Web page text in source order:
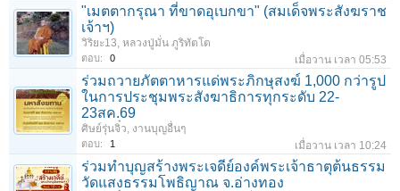
"เมตตากรุณา ที่ขาดอุเบกขา" (สมเด็จพระสังฆราช
เจ้าฯ)
วิริยะ13, หลวงปู่มั่น ภูริทัตโต
ตอบ: 0 เมื่อวาน เวลา 05:53
ร่วมถวายภัตตาหารแด่พระภิกษุสงฆ์ 1,000 กว่ารูป
ในการประชุมพระสังฆาธิการทุกระดับ 22-
23สค.69
ศิษย์รุ่นจิ๋ว, งานบุญอื่นๆ
ตอบ: 1 เมื่อวาน เวลา 10:24
ร่วมทําบุญสร้างพระเจดีย์องค์พระเจ้าธาตุต้นธรรม
วัดแสงธรรมโพธิญาณ จ.อ่างทอง